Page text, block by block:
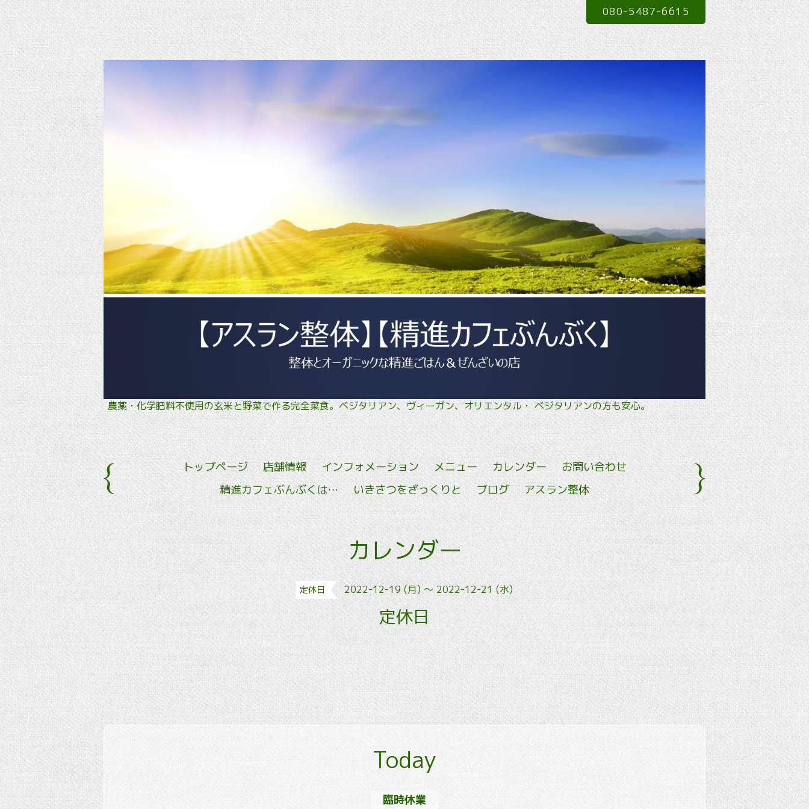
農薬・化学肥料不使用の玄米と野菜で作る完全菜食。ベジタリアン、ヴィーガン、オリエンタル・ ベジタリアンの方も安心。
080-5487-6615
トップページ 店舗情報 インフォメーション メニュー カレンダー
お問い合わせ
精進カフェぶんぶくは…
いきさつをざっくりと ブログ アスラン整体
カレンダー
定休日 2022-12-19 (月) ～ 2022-12-21 (水)
定休日
Today
臨時休業